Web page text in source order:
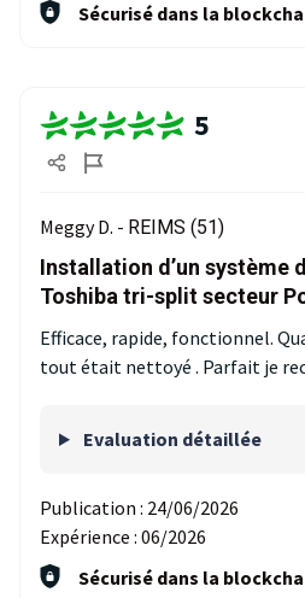
Sécurisé dans la
5
Meggy D. - REIMS (51)
Installation d’un système
Toshiba tri-split secteur
Efficace, rapide, fonctionnel.
tout était nettoyé . Parfait je
Evaluation détaillée
Publication : 24/06/2026
Expérience : 06/2026
Sécurisé dans la